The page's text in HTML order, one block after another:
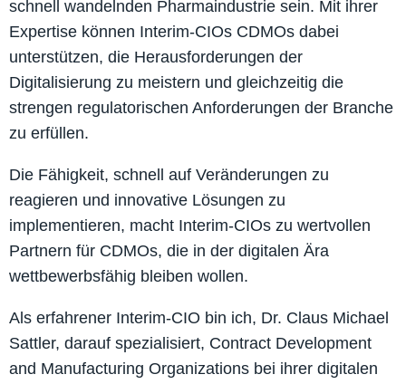
schnell wandelnden Pharmaindustrie sein. Mit ihrer
Expertise können Interim-CIOs CDMOs dabei
unterstützen, die Herausforderungen der
Digitalisierung zu meistern und gleichzeitig die
strengen regulatorischen Anforderungen der Branche
zu erfüllen.
Die Fähigkeit, schnell auf Veränderungen zu
reagieren und innovative Lösungen zu
implementieren, macht Interim-CIOs zu wertvollen
Partnern für CDMOs, die in der digitalen Ära
wettbewerbsfähig bleiben wollen.
Als erfahrener Interim-CIO bin ich, Dr. Claus Michael
Sattler, darauf spezialisiert, Contract Development
and Manufacturing Organizations bei ihrer digitalen